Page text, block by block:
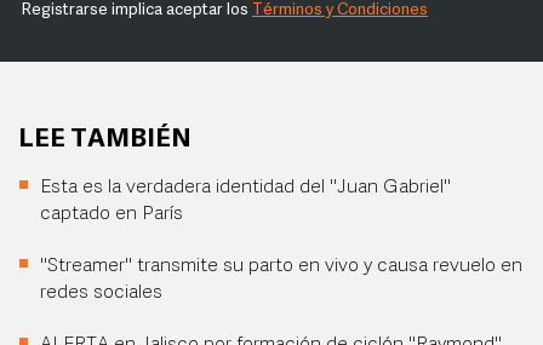
Registrarse implica aceptar los Términos y Condiciones
LEE TAMBIÉN
Esta es la verdadera identidad del "Juan Gabriel"
captado en París
"Streamer" transmite su parto en vivo y causa revuelo en
redes sociales